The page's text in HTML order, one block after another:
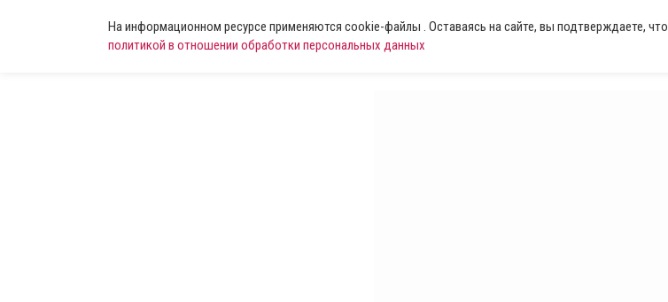
На информационном ресурсе применяются cookie-файлы . Оставаясь на сайте, вы подтверждаете, что
политикой в отношении обработки персональных данных